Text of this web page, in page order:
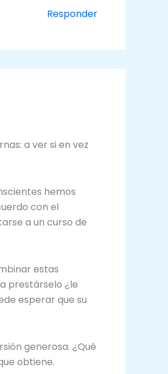
Responder
a ver si en vez
hemos
con el
a un curso de
estas
prestárselo ¿le
esperar que su
generosa. ¿Qué
obtiene.